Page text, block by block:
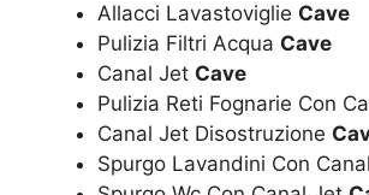
Allacci Lavastoviglie Cave
Pulizia Filtri Acqua Cave
Canal Jet Cave
Pulizia Reti Fognarie Con
Canal Jet Disostruzione
Spurgo Lavandini Con